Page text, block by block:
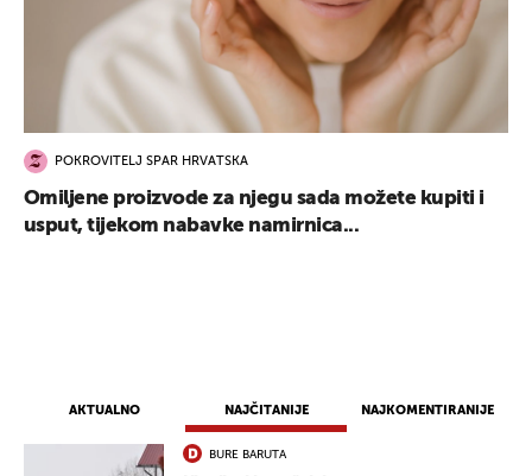
AKTUALNO NAJČITANIJE NAJKOMENTIRANIJE
BURE BARUTA
POKROVITELJ SPAR HRVATSKA
Omiljene proizvode za njegu sada možete kupiti i
usput, tijekom nabavke namirnica...